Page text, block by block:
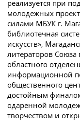
реализуется при
молодежных
силами МБУК г.
библиотечная
искусств»,
литераторов Союза
областного
информационной
общественного
достойным
одаренной
творчеством и